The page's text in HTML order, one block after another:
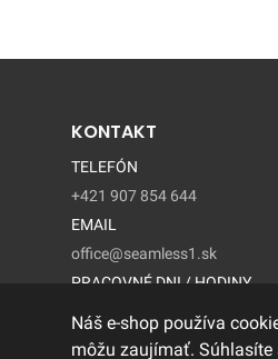
KONTAKT
TELEFÓN
+421 907 854 644
EMAIL
office@seamless1.sk
PRACOVNÉ DNI / HODINY
Náš e-shop používa
môžu zaujímať. Súhlasíte